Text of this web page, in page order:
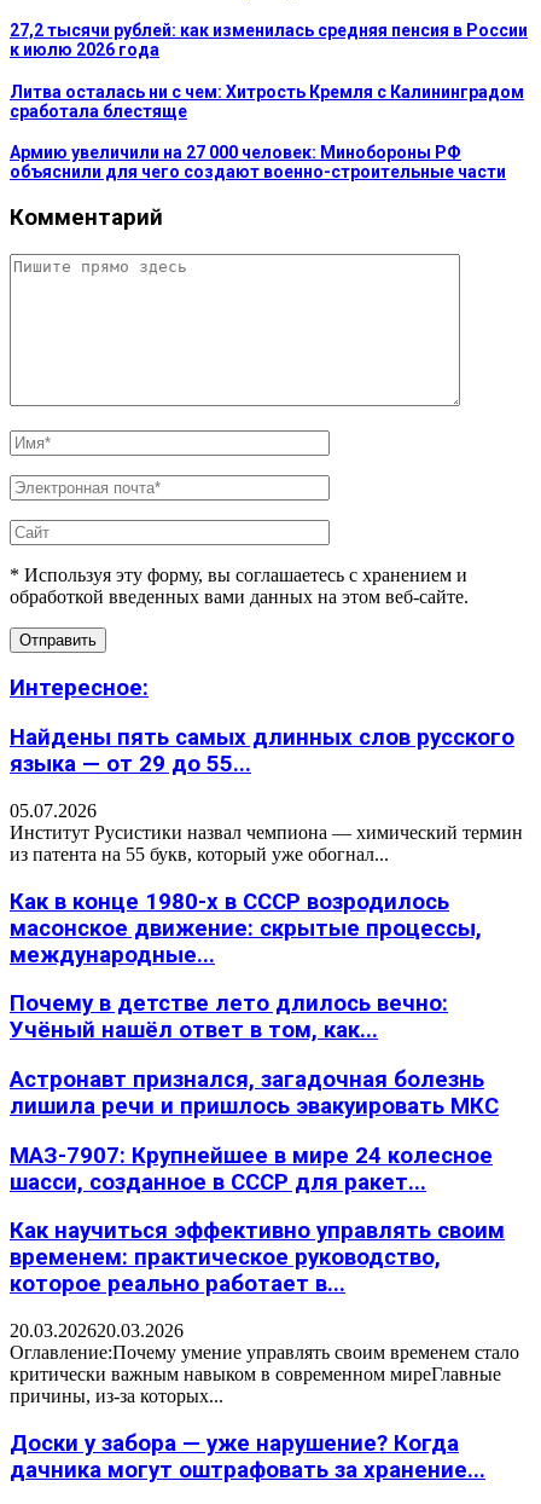
27,2 тысячи рублей: как изменилась средняя пенсия в России
к июлю 2026 года
Литва осталась ни с чем: Хитрость Кремля с Калининградом
сработала блестяще
Армию увеличили на 27 000 человек: Минобороны РФ
объяснили для чего создают военно-строительные части
Комментарий
* Используя эту форму, вы соглашаетесь с хранением и
обработкой введенных вами данных на этом веб-сайте.
Интересное:
Найдены пять самых длинных слов русского
языка — от 29 до 55...
05.07.2026
Институт Русистики назвал чемпиона — химический термин
из патента на 55 букв, который уже обогнал...
Как в конце 1980-х в СССР возродилось
масонское движение: скрытые процессы,
международные...
Почему в детстве лето длилось вечно:
Учёный нашёл ответ в том, как...
Астронавт признался, загадочная болезнь
лишила речи и пришлось эвакуировать МКС
МАЗ-7907: Крупнейшее в мире 24 колесное
шасси, созданное в СССР для ракет...
Как научиться эффективно управлять своим
временем: практическое руководство,
которое реально работает в...
20.03.202620.03.2026
Оглавление:Почему умение управлять своим временем стало
критически важным навыком в современном миреГлавные
причины, из-за которых...
Доски у забора — уже нарушение? Когда
дачника могут оштрафовать за хранение...